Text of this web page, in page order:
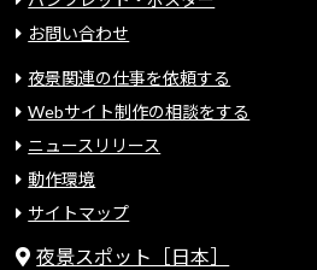
お問い合わせ
夜景関連の仕事を依頼する
Webサイト制作の相談をする
ニュースリリース
動作環境
サイトマップ
夜景スポット［日本］